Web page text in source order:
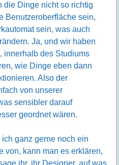
die Dinge nicht so richtig
Benutzeroberfläche sein,
sein, was auch
Ja, und wir haben
innerhalb des Studiums
wie Dinge eben dann
Also der
von unserer
sensibler darauf
geordnet wären.
ganz gerne noch ein
von, kann man es erklären,